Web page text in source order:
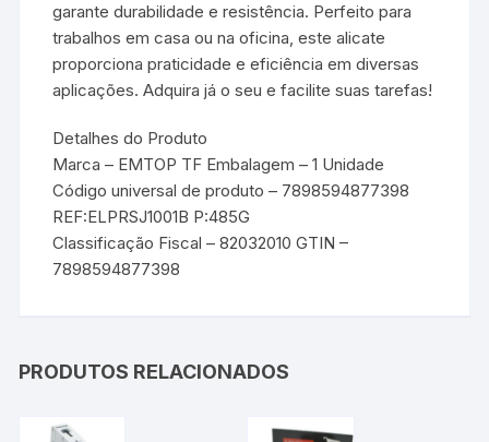
garante durabilidade e resistência. Perfeito para
trabalhos em casa ou na oficina, este alicate
proporciona praticidade e eficiência em diversas
aplicações. Adquira já o seu e facilite suas tarefas!
Detalhes do Produto
Marca – EMTOP TF Embalagem – 1 Unidade
Código universal de produto – 7898594877398
REF:ELPRSJ1001B P:485G
Classificação Fiscal – 82032010 GTIN –
7898594877398
PRODUTOS RELACIONADOS